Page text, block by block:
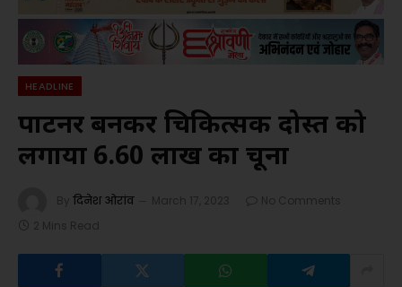
HEADLINE
पार्टनर बनकर चिकित्सक दोस्त को
लगाया 6.60 लाख का चूना
By दिनेश ओरांव March 17, 2023
No Comments
2 Mins Read